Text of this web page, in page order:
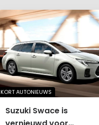
KORT AUTONIEUWS
Suzuki Swace is